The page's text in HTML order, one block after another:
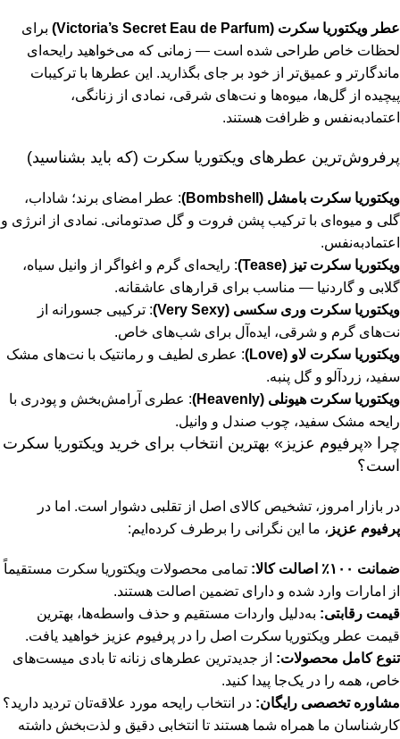
عطر ویکتوریا سکرت (Victoria’s Secret Eau de Parfum)
برای
لحظات خاص طراحی شده است — زمانی که می‌خواهید رایحه‌ای
ماندگارتر و عمیق‌تر از خود بر جای بگذارید. این عطرها با ترکیبات
پیچیده از گل‌ها، میوه‌ها و نت‌های شرقی، نمادی از زنانگی،
اعتمادبه‌نفس و ظرافت هستند.
پرفروش‌ترین عطرهای ویکتوریا سکرت (که باید بشناسید)
ویکتوریا سکرت بامشل (Bombshell)
: عطر امضای برند؛ شاداب،
گلی و میوه‌ای با ترکیب پشن فروت و گل صدتومانی. نمادی از انرژی و
اعتمادبه‌نفس.
ویکتوریا سکرت تیز (Tease)
: رایحه‌ای گرم و اغواگر از وانیل سیاه،
گلابی و گاردنیا — مناسب برای قرارهای عاشقانه.
ویکتوریا سکرت وری سکسی (Very Sexy)
: ترکیبی جسورانه از
نت‌های گرم و شرقی، ایده‌آل برای شب‌های خاص.
ویکتوریا سکرت لاو (Love)
: عطری لطیف و رمانتیک با نت‌های مشک
سفید، زردآلو و گل پنبه.
ویکتوریا سکرت هیونلی (Heavenly)
: عطری آرامش‌بخش و پودری با
رایحه مشک سفید، چوب صندل و وانیل.
چرا «پرفیوم عزیز» بهترین انتخاب برای خرید ویکتوریا سکرت
است؟
در بازار امروز، تشخیص کالای اصل از تقلبی دشوار است. اما در
پرفیوم عزیز ، ما این نگرانی را برطرف کرده‌ایم:
ضمانت ۱۰۰٪ اصالت کالا:
تمامی محصولات ویکتوریا سکرت مستقیماً
از امارات وارد شده و دارای تضمین اصالت هستند.
قیمت رقابتی: به‌دلیل واردات مستقیم و حذف واسطه‌ها، بهترین
قیمت عطر ویکتوریا سکرت اصل را در پرفیوم عزیز خواهید یافت.
تنوع کامل محصولات: از جدیدترین عطرهای زنانه تا بادی میست‌های
خاص، همه را در یک‌جا پیدا کنید.
مشاوره تخصصی رایگان: در انتخاب رایحه مورد علاقه‌تان تردید دارید؟
کارشناسان ما همراه شما هستند تا انتخابی دقیق و لذت‌بخش داشته